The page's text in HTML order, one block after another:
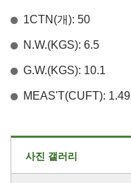
1CTN(개): 50
N.W.(KGS): 6.5
G.W.(KGS): 10.1
MEAS'T(CUFT): 1.49
사진 갤러리